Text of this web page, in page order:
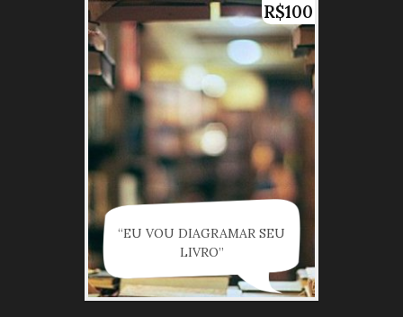
R$100
“EU VOU DIAGRAMAR SEU
LIVRO”